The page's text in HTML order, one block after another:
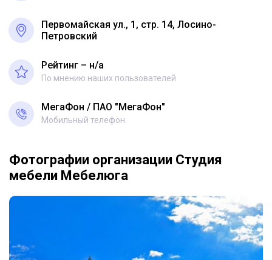
Первомайская ул., 1, стр. 14, Лосино-
Петровский
Рейтинг – н/a
По мнению наших пользователей
МегаФон ПАО "МегаФон"
Мобильный телефон
Фотографии организации Студия
мебели Мебелюга